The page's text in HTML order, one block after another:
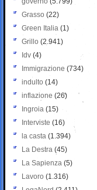
Grasso (22)
Green Italia (1)
Grillo (2.941)
Idv (4)
Immigrazione (734)
indulto (14)
inflazione (26)
Ingroia (15)
Interviste (16)
la casta (1.394)
La Destra (45)
La Sapienza (5)
Lavoro (1.316)